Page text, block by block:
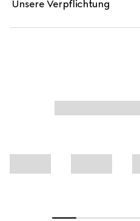
Unsere Verpflichtung